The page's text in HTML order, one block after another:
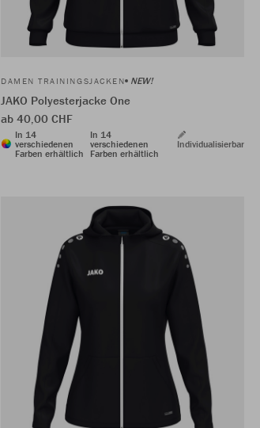
DAMEN TRAININGSJACKEN NEW!
JAKO Polyesterjacke One
ab 40,00 CHF
In 14
verschiedenen
Farben erhältlich
In 14
verschiedenen
Farben erhältlich
Individualisierbar